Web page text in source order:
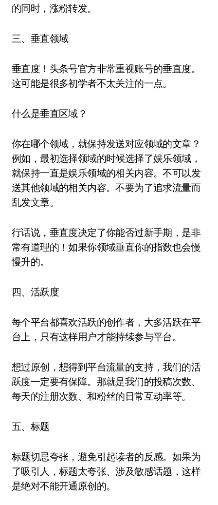
的同时，涨粉转发。
三、垂直领域
垂直度！头条号官方非常重视账号的垂直度。
这可能是很多初学者不太关注的一点。
什么是垂直区域？
你在哪个领域，就保持发送对应领域的文章？
例如，最初选择领域的时候选择了娱乐领域，
就保持一直是娱乐领域的相关内容。不可以发
送其他领域的相关内容。不要为了追求流量而
乱发文章。
行话说，垂直度决定了你能否过新手期，是非
常有道理的！如果你领域垂直你的指数也会慢
慢升的。
四、活跃度
每个平台都喜欢活跃的创作者，大多活跃在平
台上，只有这样用户才能持续参与平台。
想过原创，想得到平台流量的支持，我们的活
跃度一定要有保障。那就是我们的投稿次数、
每天的注册次数、和粉丝的日常互动率等。
五、标题
标题切忌夸张，避免引起读者的反感。如果为
了吸引人，标题太夸张、涉及敏感话题，这样
是绝对不能开通原创的。